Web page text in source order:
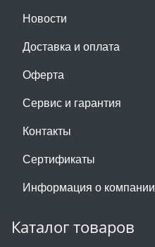
Новости
Доставка и оплата
Оферта
Сервис и гарантия
Контакты
Сертификаты
Информация о компании
Каталог товаров